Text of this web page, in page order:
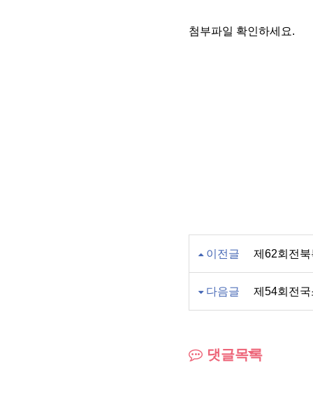
첨부파일 확인하세요.
이전글 제62회전
다음글 제54회전
댓글목록